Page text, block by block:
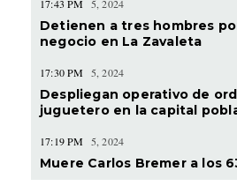
17:43 PM 5, 2024
Detienen a tres hombres
negocio en La Zavaleta
17:30 PM 5, 2024
Despliegan operativo de
juguetero en la capital
17:19 PM 5, 2024
Muere Carlos Bremer a los